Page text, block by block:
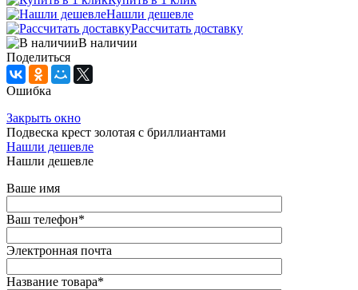
Нашли дешевле
Рассчитать доставку
В наличии
Поделиться
Ошибка
Закрыть окно
Подвеска крест золотая с бриллиантами
Нашли дешевле
Нашли дешевле
Ваше имя
Ваш телефон*
Электронная почта
Название товара*